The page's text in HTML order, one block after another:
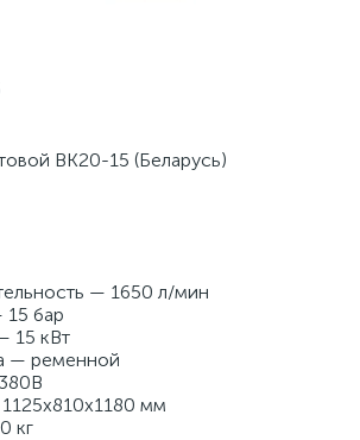
ВК20-15 (Беларусь)
— 1650 л/мин
бар
15 кВт
— ременной
мм
кг